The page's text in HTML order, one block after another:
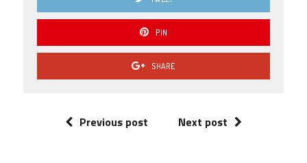
PIN
SHARE
Previous post Next post